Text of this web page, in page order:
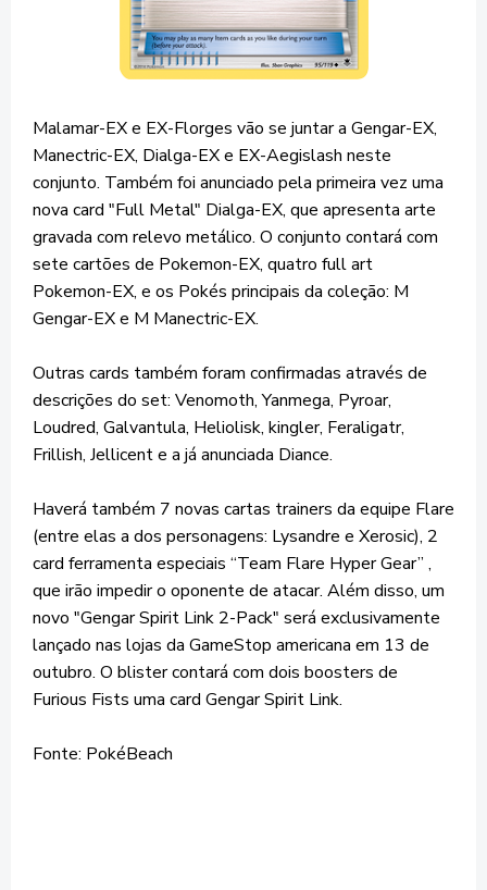
Malamar-EX e EX-Florges vão se juntar a Gengar-EX,
Manectric-EX, Dialga-EX e EX-Aegislash neste
conjunto. Também foi anunciado pela primeira vez uma
nova card "Full Metal" Dialga-EX, que apresenta arte
gravada com relevo metálico. O conjunto contará com
sete cartões de Pokemon-EX, quatro full art
Pokemon-EX, e os Pokés principais da coleção: M
Gengar-EX e M Manectric-EX.
Outras cards também foram confirmadas através de
descrições do set: Venomoth, Yanmega, Pyroar,
Loudred, Galvantula, Heliolisk, kingler, Feraligatr,
Frillish, Jellicent e a já anunciada Diance.
Haverá também 7 novas cartas trainers da equipe Flare
(entre elas a dos personagens: Lysandre e Xerosic), 2
card ferramenta especiais “Team Flare Hyper Gear” ,
que irão impedir o oponente de atacar. Além disso, um
novo "Gengar Spirit Link 2-Pack" será exclusivamente
lançado nas lojas da GameStop americana em 13 de
outubro. O blister contará com dois boosters de
Furious Fists uma card Gengar Spirit Link.
Fonte: PokéBeach